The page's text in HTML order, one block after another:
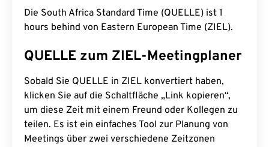
Die South Africa Standard Time (QUELLE) ist 1
hours behind von Eastern European Time (ZIEL).
QUELLE zum ZIEL-Meetingplaner
Sobald Sie QUELLE in ZIEL konvertiert haben,
klicken Sie auf die Schaltfläche „Link kopieren“,
um diese Zeit mit einem Freund oder Kollegen zu
teilen. Es ist ein einfaches Tool zur Planung von
Meetings über zwei verschiedene Zeitzonen